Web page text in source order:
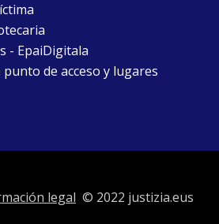
- EpaiDigitala
punto de acceso y lugares
legal © 2022 justizia.eus